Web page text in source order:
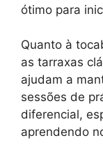
ótimo para
Quanto à
as tarraxas
ajudam a
sessões de
diferencial,
aprendendo